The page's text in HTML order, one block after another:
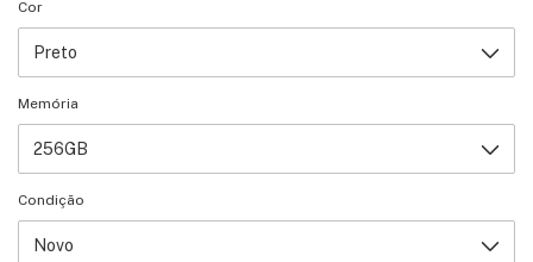
Cor
Memória
Condição